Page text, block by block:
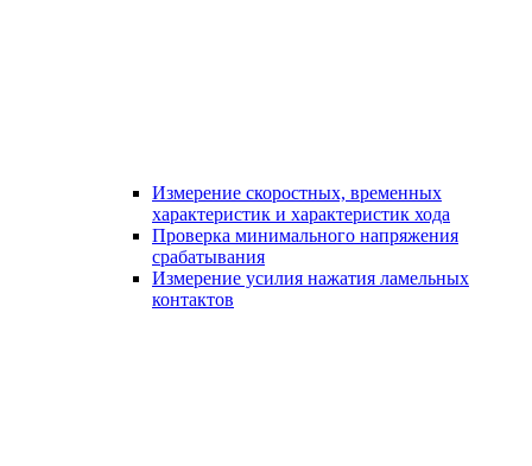
Измерение скоростных, временных
характеристик и характеристик хода
Проверка минимального напряжения
срабатывания
Измерение усилия нажатия ламельных
контактов